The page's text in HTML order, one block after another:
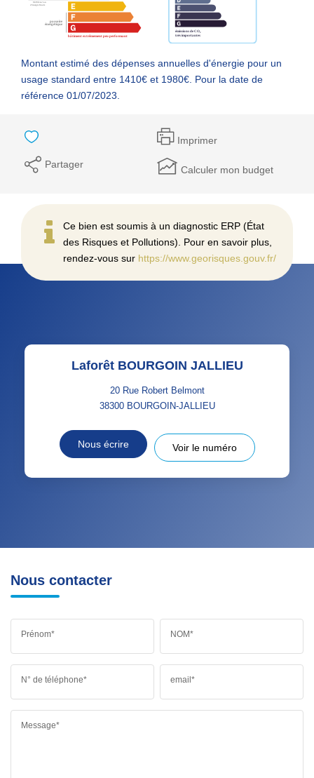
Montant estimé des dépenses annuelles d'énergie pour un
usage standard entre 1410€ et 1980€. Pour la date de
référence 01/07/2023.
Imprimer
Partager Calculer mon budget
Ce bien est soumis à un diagnostic ERP (État
des Risques et Pollutions). Pour en savoir plus,
rendez-vous sur https://www.georisques.gouv.fr/
Laforêt BOURGOIN JALLIEU
20 Rue Robert Belmont
38300 BOURGOIN-JALLIEU
Nous écrire Voir le numéro
Nous contacter
Prénom* NOM*
N° de téléphone* email*
Message*